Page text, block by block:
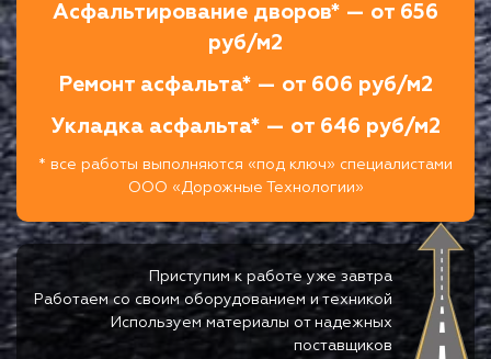
Асфальтирование дворов* — от 656
руб/м2
Ремонт асфальта* — от 606 руб/м2
Укладка асфальта* — от 646 руб/м2
* все работы выполняются «под ключ» специалистами
ООО «Дорожные Технологии»
Приступим к работе уже завтра
Работаем со своим оборудованием и техникой
Используем материалы от надежных
поставщиков